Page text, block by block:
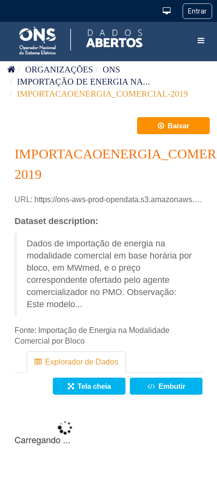
ORGANIZAÇÕES
ONS
IMPORTAÇÃO DE ENERGIA NA...
IMPORTACAOENERGIA_COMERCIAL-2019
Baixar
2019
URL: https://ons-aws-prod-opendata.s3.amazonaws.com/dataset/importacaoenergia-comercial-2-ho/IMPORTACAOENERGIA_COMERCIAL-2_2019.csv
Dataset description:
Dados de importação de energia na
modalidade comercial em base horária por
bloco, em MWmed, e o preço
correspondente ofertado pelo agente
comercializador no PMO. Observação:
Este modelo...
Fonte: Importação de Energia na Modalidade
Comercial por Bloco
Explorador de Dados
Tela cheia Embutir